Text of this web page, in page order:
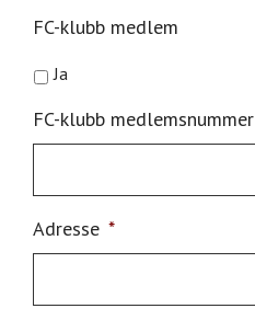
FC-klubb medlem
Ja
FC-klubb medlemsnummer
Adresse *